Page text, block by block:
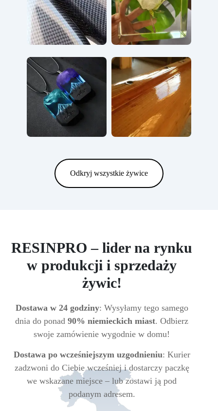
Odkryj wszystkie żywice
RESINPRO – lider na rynku
w produkcji i sprzedaży
żywic!
Dostawa w 24 godziny: Wysyłamy tego samego
dnia do ponad 90% niemieckich miast. Odbierz
swoje zamówienie wygodnie w domu!
Dostawa po wcześniejszym uzgodnieniu: Kurier
zadzwoni do Ciebie wcześniej i dostarczy paczkę
we wskazane miejsce – lub zostawi ją pod
podanym adresem.